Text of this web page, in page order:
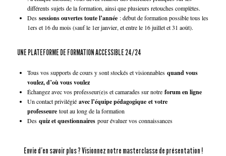
différents sujets de la formation, ainsi que plusieurs retouches complètes.
Des sessions ouvertes toute l’année : début de formation possible tous les
1ers et 16 du mois (sauf le 1er janvier, et entre le 16 juillet et 31 août).
UNE PLATEFORME DE FORMATION ACCESSIBLE 24/24
Tous vos supports de cours y sont stockés et visionnables quand vous
voulez, d’où vous voulez
Échangez avec vos professeur(e)s et camarades sur notre forum en ligne
Un contact privilégié avec l’équipe pédagogique et votre
professeure tout au long de la formation
Des quiz et questionnaires pour évaluer vos connaissances
Envie d’en savoir plus ? Visionnez notre masterclasse de présentation !